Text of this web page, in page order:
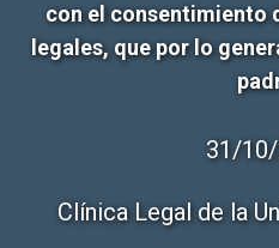
con el consentimiento
legales, que por lo
31/
Clínica Legal de la